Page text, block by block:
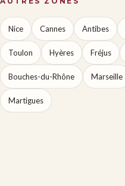
Nice Cannes Antibes
Toulon Hyères Fréjus
Bouches-du-Rhône Marseille
Martigues